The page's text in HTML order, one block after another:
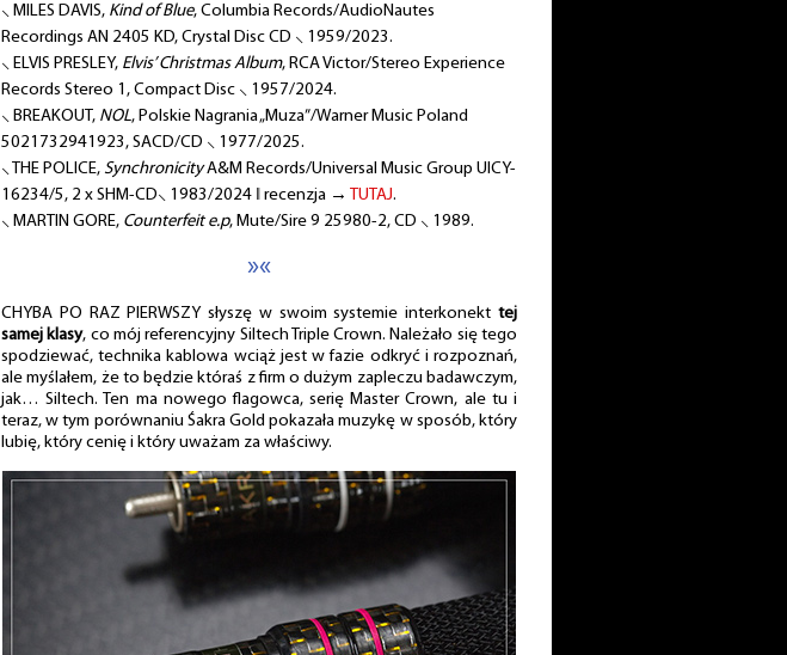
⸜ MILES DAVIS, Kind of Blue, Columbia Records/AudioNautes
Recordings AN 2405 KD, Crystal Disc CD ⸜ 1959/2023.
⸜ ELVIS PRESLEY, Elvis’ Christmas Album, RCA Victor/Stereo Experience
Records Stereo 1, Compact Disc ⸜ 1957/2024.
⸜ BREAKOUT, NOL, Polskie Nagrania „Muza”/Warner Music Poland
5021732941923, SACD/CD ⸜ 1977/2025.
⸜ THE POLICE, SynchronicityA&M Records/Universal Music Group UICY-
16234/5, 2 x SHM-CD⸜ 1983/2024 ‖ recenzja → TUTAJ.
⸜ MARTIN GORE, Counterfeit e.p, Mute/Sire 9 25980-2, CD ⸜ 1989.
»«
CHYBA PO RAZ PIERWSZY słyszę w swoim systemie interkonekt tej
samej klasy, co mój referencyjny Siltech Triple Crown. Należało się tego
spodziewać, technika kablowa wciąż jest w fazie odkryć i rozpoznań,
ale myślałem, że to będzie któraś z firm o dużym zapleczu badawczym,
jak… Siltech. Ten ma nowego flagowca, serię Master Crown, ale tu i
teraz, w tym porównaniu Śakra Gold pokazała muzykę w sposób, który
lubię, który cenię i który uważam za właściwy.